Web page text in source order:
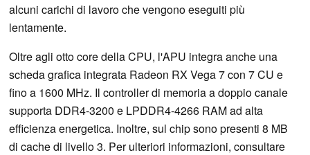
alcuni carichi di lavoro che vengono eseguiti più
lentamente.
Oltre agli otto core della CPU, l'APU integra anche una
scheda grafica integrata Radeon RX Vega 7 con 7 CU e
fino a 1600 MHz. Il controller di memoria a doppio canale
supporta DDR4-3200 e LPDDR4-4266 RAM ad alta
efficienza energetica. Inoltre, sul chip sono presenti 8 MB
di cache di livello 3. Per ulteriori informazioni, consultare